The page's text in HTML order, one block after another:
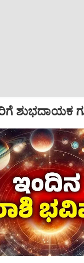
ಶುಭದಾಯಕ